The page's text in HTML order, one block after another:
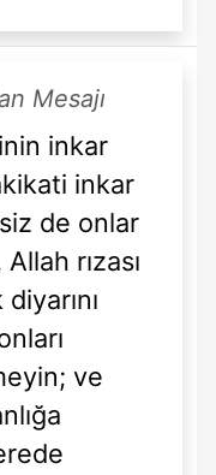
Mesajı
inkar
inkar
de onlar
rızası
ve